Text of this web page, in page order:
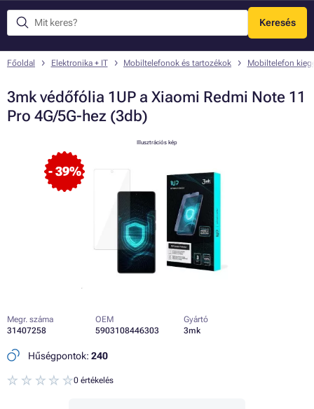
Keresés
Menü
Főoldal Elektronika + IT Mobiltelefonok és tartozékok Mobiltelefon
3mk védőfólia 1UP a Xiaomi Redmi Note 11
Pro 4G/5G-hez (3db)
- 39%
Illusztrációs kép
Megr. száma
31407258
OEM
5903108446303
Gyártó
3mk
Hűségpontok: 240
0 értékelés